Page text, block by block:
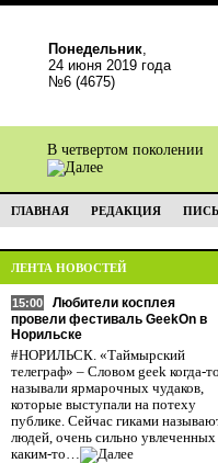
Понедельник,
24 июня 2019 года
№6 (4675)
В четвертом поколении
ГЛАВНАЯ РЕДАКЦИЯ
ЛЕНТА НОВОСТЕЙ
15:00
Любители косплея
провели фестиваль GeekOn в
Норильске
#НОРИЛЬСК. «Таймырский
телеграф» – Словом geek когда-то
называли ярмарочных чудаков,
которые выступали на потеху
публике. Сейчас гиками
людей, очень сильно увлеченных
каким-то…